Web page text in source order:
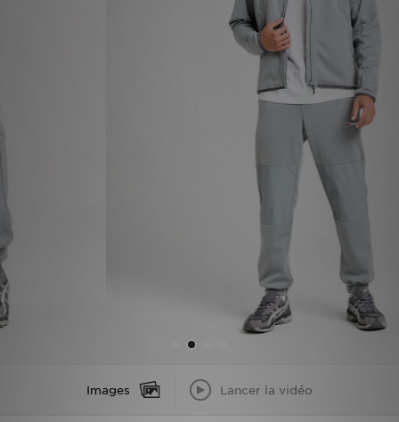
Images Lancer la vidéo